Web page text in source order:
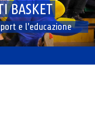
BASKET
e l'educazione